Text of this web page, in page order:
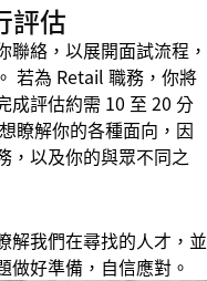
評估
絡，以展開面試流程，
若為 Retail 職務，你將
成評估約需 10 至 20 分
瞭解你的各種面向，因
，以及你的與眾不同之
解我們在尋找的人才，並
做好準備，自信應對。